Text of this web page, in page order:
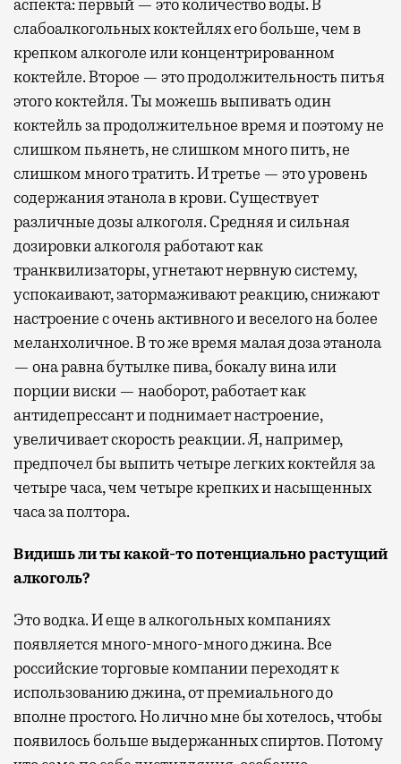
аспекта: первый — это количество воды. В
слабоалкогольных коктейлях его больше, чем в
крепком алкоголе или концентрированном
коктейле. Второе — это продолжительность питья
этого коктейля. Ты можешь выпивать один
коктейль за продолжительное время и поэтому не
слишком пьянеть, не слишком много пить, не
слишком много тратить. И третье — это уровень
содержания этанола в крови. Существует
различные дозы алкоголя. Средняя и сильная
дозировки алкоголя работают как
транквилизаторы, угнетают нервную систему,
успокаивают, затормаживают реакцию, снижают
настроение с очень активного и веселого на более
меланхоличное. В то же время малая доза этанола
— она равна бутылке пива, бокалу вина или
порции виски — наоборот, работает как
антидепрессант и поднимает настроение,
увеличивает скорость реакции. Я, например,
предпочел бы выпить четыре легких коктейля за
четыре часа, чем четыре крепких и насыщенных
часа за полтора.
Видишь ли ты какой-то потенциально растущий
алкоголь?
Это водка. И еще в алкогольных компаниях
появляется много-много-много джина. Все
российские торговые компании переходят к
использованию джина, от премиального до
вполне простого. Но лично мне бы хотелось, чтобы
появилось больше выдержанных спиртов. Потому